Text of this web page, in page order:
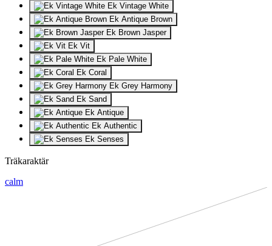
Ek Vintage White
Ek Antique Brown
Ek Brown Jasper
Ek Vit
Ek Pale White
Ek Coral
Ek Grey Harmony
Ek Sand
Ek Antique
Ek Authentic
Ek Senses
Träkaraktär
calm